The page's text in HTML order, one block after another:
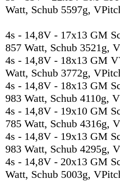
Watt, Schub 5597g,
4s - 14,8V - 17x13 GM
857 Watt, Schub 3521g,
4s - 14,8V - 18x13 GM
Watt, Schub 3772g,
4s - 14,8V - 18x13 GM
983 Watt, Schub 4110g,
4s - 14,8V - 19x10 GM
785 Watt, Schub 4316g,
4s - 14,8V - 19x13 GM
983 Watt, Schub 4295g,
4s - 14,8V - 20x13 GM
Watt, Schub 5003g,